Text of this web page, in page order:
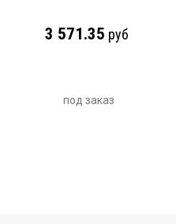
3 571.35 руб
под заказ